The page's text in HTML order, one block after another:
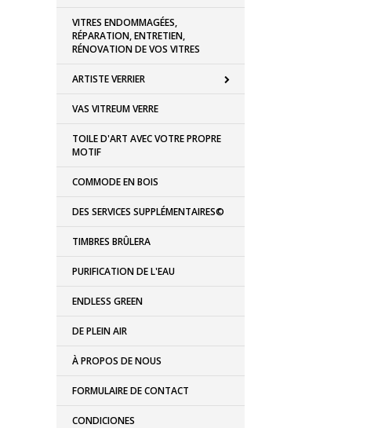
VITRES ENDOMMAGÉES,
RÉPARATION, ENTRETIEN,
RÉNOVATION DE VOS VITRES
ARTISTE VERRIER
VAS VITREUM VERRE
TOILE D'ART AVEC VOTRE PROPRE
MOTIF
COMMODE EN BOIS
DES SERVICES SUPPLÉMENTAIRES©
TIMBRES BRÛLERA
PURIFICATION DE L'EAU
ENDLESS GREEN
DE PLEIN AIR
À PROPOS DE NOUS
FORMULAIRE DE CONTACT
CONDICIONES